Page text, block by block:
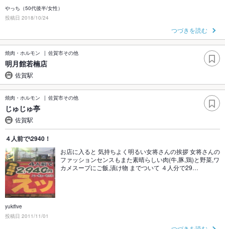
やっち（50代後半/女性）
投稿日 2018/10/24
つづきを読む
焼肉・ホルモン 佐賀市その他
明月館若楠店
佐賀駅
焼肉・ホルモン 佐賀市その他
じゅじゅ亭
佐賀駅
４人前で\2940！
お店に入ると 気持ちよく明るい女将さんの挨拶 女将さんの
ファッションセンスもまた素晴らしい肉(牛,豚,鶏)と野菜,ワ
カメスープにご飯,漬け物 までついて ４人分で29…
yukifive
投稿日 2011/11/01